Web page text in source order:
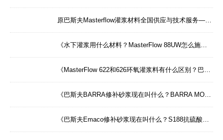
原巴斯夫Masterflow灌浆材料全国供应与技术服务——广州达高·港珠澳大桥人工岛地坪施工商，白鹤滩800吨供应商，25年技术传承
《水下灌浆用什么材料？MasterFlow 88UW怎么施工？巴斯夫特殊环境灌浆方案——广州达高，国家级工程技术支持》
《MasterFlow 622和626环氧灌浆料有什么区别？巴斯夫环氧灌浆料全系列选型——广州达高，原巴斯夫25年技术团队》
《巴斯夫BARRA修补砂浆现在叫什么？BARRA MORTAR 25和40有什么区别？——广州达高，原巴斯夫全系列技术承接》
《巴斯夫Emaco修补砂浆现在叫什么？S188抗硫酸盐、S166高强度修补怎么选？——广州达高，原巴斯夫全系列技术承接》